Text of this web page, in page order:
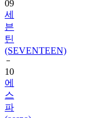
븐
틴
(SEVENTEEN)
10
에
스
파
(aespa)